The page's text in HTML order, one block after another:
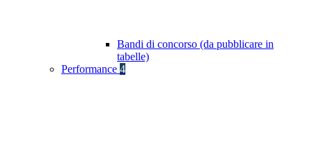
Bandi di concorso (da pubblicare in
tabelle)
Performance 4